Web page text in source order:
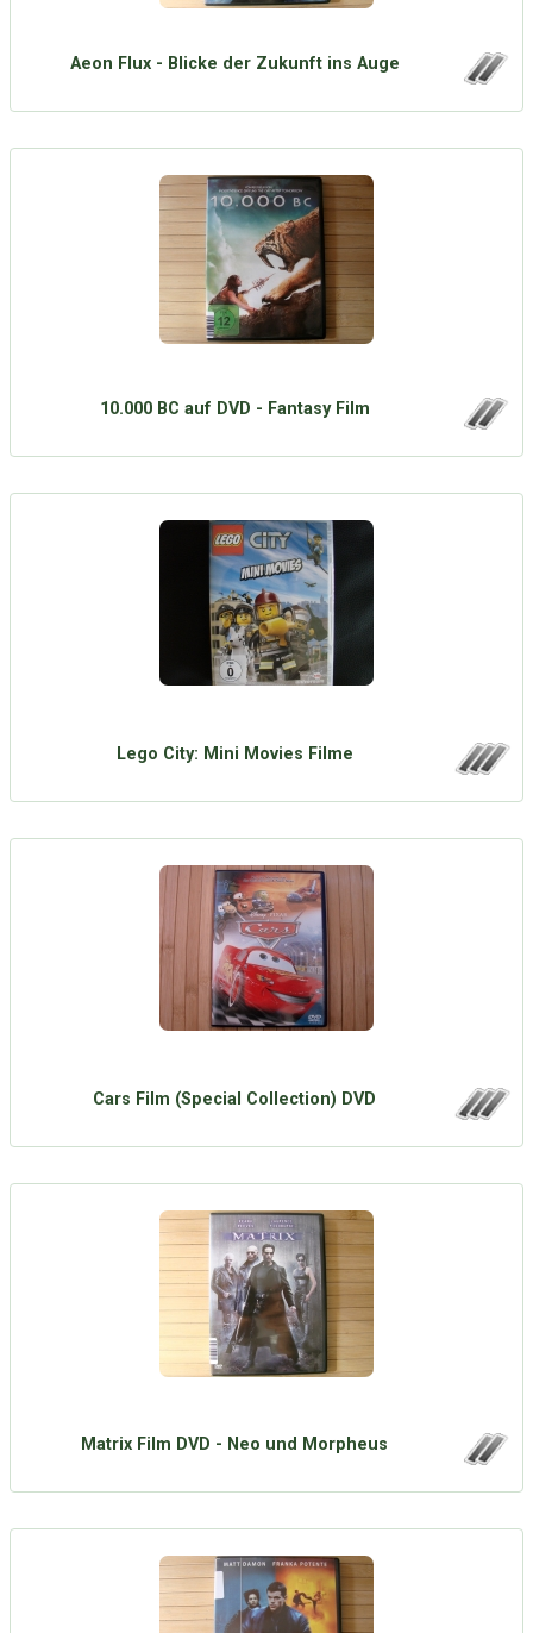
Aeon Flux - Blicke der Zukunft ins Auge
10.000 BC auf DVD - Fantasy Film
Lego City: Mini Movies Filme
Cars Film (Special Collection) DVD
Matrix Film DVD - Neo und Morpheus